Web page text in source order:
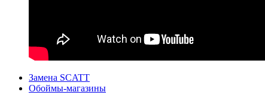
Замена SCATT
Обоймы-магазины